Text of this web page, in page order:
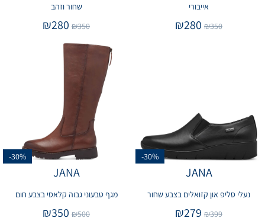
אייבורי
₪350
₪280
שחור וזהב
₪350
₪280
-30%
JANA
נעלי סליפ און קזואלים בצבע שחור
₪399
₪279
-30%
JANA
מגף טבעוני גבוה קלאסי בצבע חום
₪500
₪350